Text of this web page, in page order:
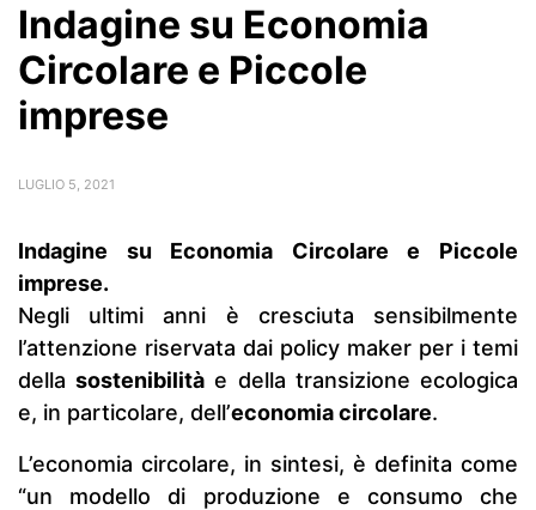
Indagine su Economia
Circolare e Piccole
imprese
LUGLIO 5, 2021
Indagine su Economia Circolare e Piccole
imprese.
Negli ultimi anni è cresciuta sensibilmente
l’attenzione riservata dai policy maker per i temi
dellasostenibilità e della transizione ecologica
e, in particolare, dell’economia circolare.
L’economia circolare, in sintesi, è definita come
“un modello di produzione e consumo che